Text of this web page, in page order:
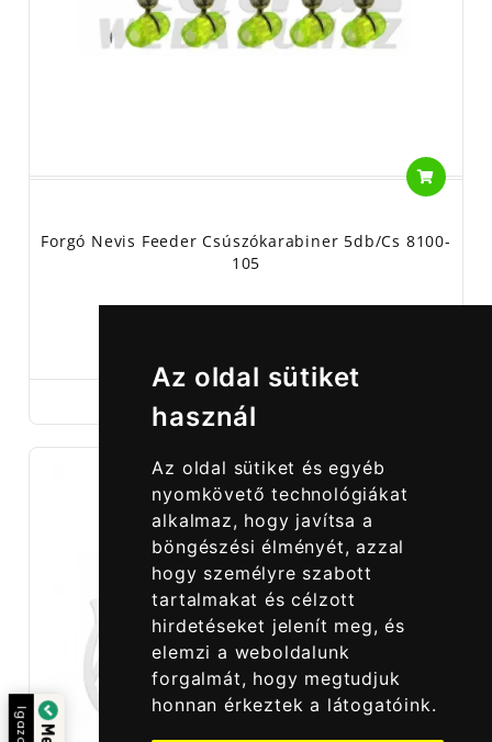
Az oldal sütiket
használ
Az oldal sütiket és egyéb
nyomkövető technológiákat
alkalmaz, hogy javítsa a
böngészési élményét, azzal
hogy személyre szabott
tartalmakat és célzott
hirdetéseket jelenít meg, és
elemzi a weboldalunk
forgalmát, hogy megtudjuk
honnan érkeztek a látogatóink.
Forgó Nevis Feeder Csúszókarabiner 5db/cs 8100-
105